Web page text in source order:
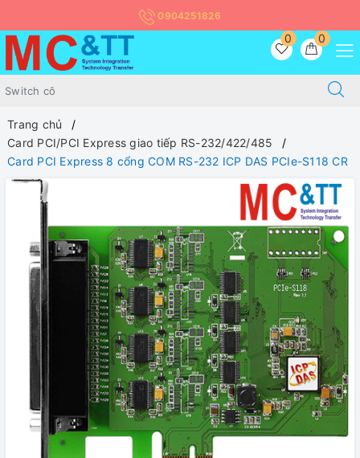
0904251826
0
0
Trang chủ
Card PCI/PCI Express giao tiếp RS-232/422/485
Card PCI Express 8 cổng COM RS-232 ICP DAS PCIe-S118 CR